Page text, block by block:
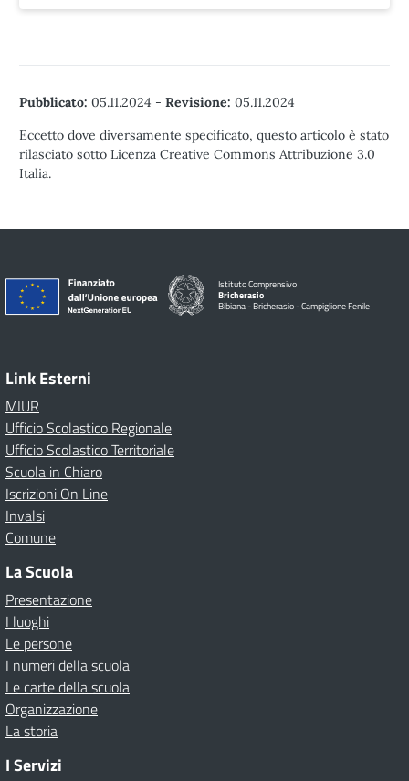
Pubblicato: 05.11.2024 - Revisione: 05.11.2024
Eccetto dove diversamente specificato, questo articolo è stato
rilasciato sotto Licenza Creative Commons Attribuzione 3.0
Italia.
Istituto Comprensivo
Bricherasio
Bibiana - Bricherasio - Campiglione Fenile
Link Esterni
MIUR
Ufficio Scolastico Regionale
Ufficio Scolastico Territoriale
Scuola in Chiaro
Iscrizioni On Line
Invalsi
Comune
La Scuola
Presentazione
I luoghi
Le persone
I numeri della scuola
Le carte della scuola
Organizzazione
La storia
I Servizi